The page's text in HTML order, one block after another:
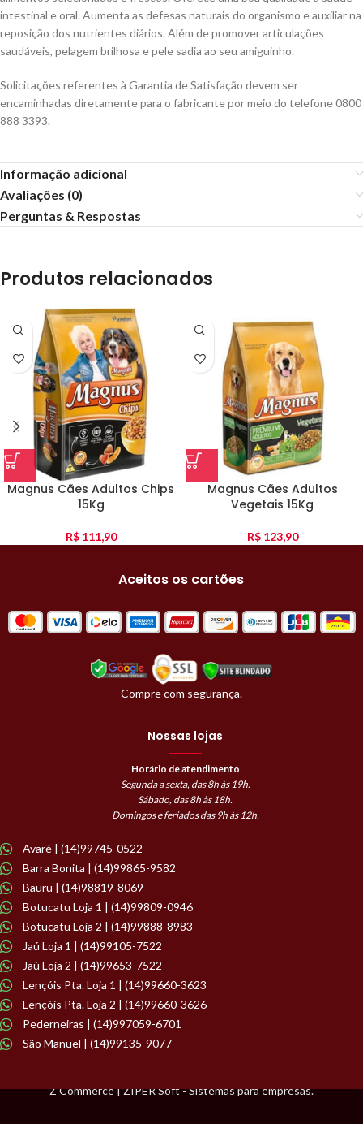
intestinal e oral. Aumenta as defesas naturais do organismo e auxiliar na
reposição dos nutrientes diários. Além de promover articulações
saudáveis, pelagem brilhosa e pele sadia ao seu amiguinho.
Solicitações referentes à Garantia de Satisfação devem ser
encaminhadas diretamente para o fabricante por meio do telefone 0800
888 3393.
Informação adicional
Avaliações (0)
Perguntas & Respostas
Produtos relacionados
Magnus Cães Adultos Chips
15Kg
R$111,90
Magnus Cães Adultos
Vegetais 15Kg
R$123,90
Aceitos os cartões
Compre com segurança.
Nossas lojas
Horário de atendimento
Segunda a sexta, das 8h às 19h.
Sábado, das 8h às 18h.
Domingos e feriados das 9h às 12h.
Avaré | (14)99745-0522
Barra Bonita | (14)99865-9582
Bauru | (14)98819-8069
Botucatu Loja 1 | (14)99809-0946
Botucatu Loja 2 | (14)99888-8983
Jaú Loja 1 | (14)99105-7522
Jaú Loja 2 | (14)99653-7522
Lençóis Pta. Loja 1 | (14)99660-3623
Lençóis Pta. Loja 2 | (14)99660-3626
Pederneiras | (14)997059-6701
São Manuel | (14)99135-9077
Z Commerce | ZIPER Soft - Sistemas para empresas.